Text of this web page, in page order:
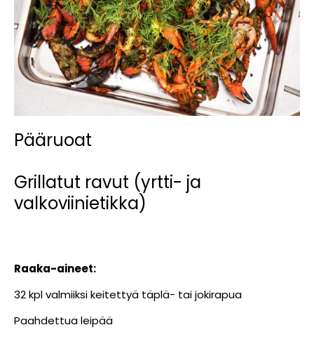
Pääruoat
Grillatut ravut (yrtti- ja
valkoviinietikka)
Raaka-aineet:
32 kpl valmiiksi keitettyä täplä- tai jokirapua
Paahdettua leipää